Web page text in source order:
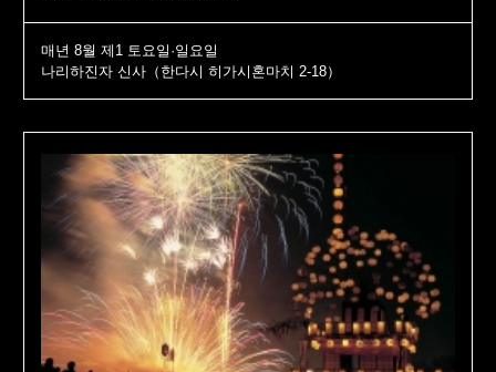
매년 8월 제1 토요일·일요일
나리하진자 신사（한다시 히가시혼마치 2-18）